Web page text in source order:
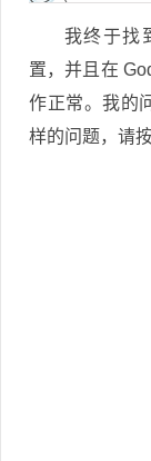
我终于找
置，并且在
作正常。我的
样的问题，请